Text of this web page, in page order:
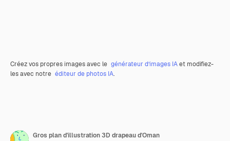
Créez vos propres images avec le générateur d’images IAet modifiez-
les avec notre éditeur de photos IA.
Gros plan d'illustration 3D drapeau d'Oman